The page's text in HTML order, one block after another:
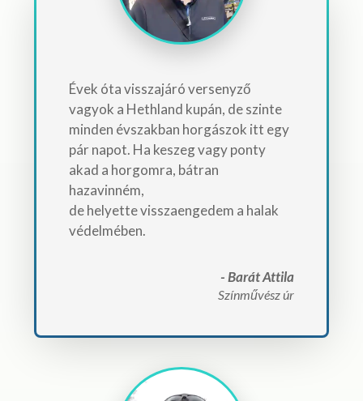
Évek óta visszajáró versenyző
vagyok a Hethland kupán, de szinte
minden évszakban horgászok itt egy
pár napot. Ha keszeg vagy ponty
akad a horgomra, bátran
hazavinném,
de helyette visszaengedem a halak
védelmében.
- Barát Attila
Színművész úr